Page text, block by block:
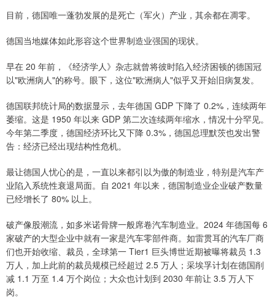
目前，德国唯一蓬勃发展的是死亡（军火）产业，其余都在凋零。
德国当地媒体如此形容这个世界制造业强国的现状。
早在 20 年前，《经济学人》杂志就曾将彼时陷入经济困顿的德国冠
以"欧洲病人"的称号。眼下，这位"欧洲病人"似乎又开始旧病复发。
德国联邦统计局的数据显示，去年德国 GDP 下降了 0.2%，连续两年
萎缩。这是 1950 年以来 GDP 第二次连续两年缩水，情况十分罕见。
今年第二季度，德国经济环比又下降 0.3%，德国总理默茨也发出警
告：经济已经出现结构性危机。
最让德国人忧心的是，一直以来都引以为傲的制造业，特别是汽车产
业陷入系统性衰退局面。自 2021 年以来，德国制造业企业破产数量
已经增长了 80% 以上。
破产像股潮流，如多米诺骨牌一般席卷汽车制造业。2024 年德国每 6
家破产的大型企业中就有一家是汽车零部件商。如雷贯耳的汽车厂商
们也开始收缩、裁员，全球第一 Tier1 巨头博世近期被曝将裁员 1.3
万人，加上此前的裁员规模已经超过 2.5 万人；采埃孚计划在德国削
减 1.1 万至 1.4 万个岗位；大众也计划到 2030 年前让 3.5 万人下
岗。